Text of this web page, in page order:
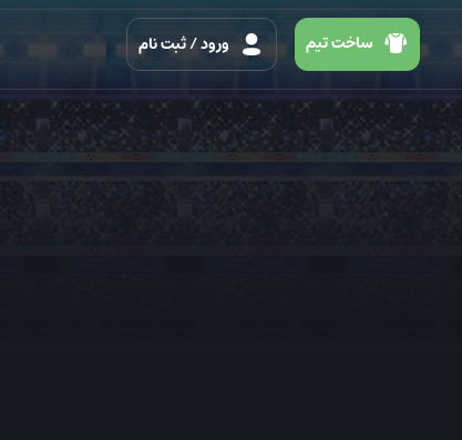
ساخت تیم ورود/ ثبت نام